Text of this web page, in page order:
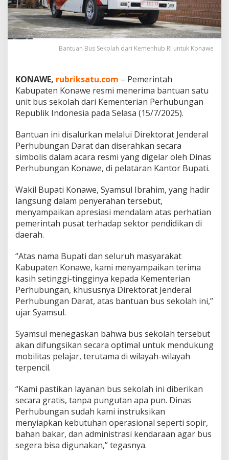
i
P
e
l
s
,
K
o
n
a
e
D
a
p
a
k
a
n
B
a
u
a
n
B
u
s
i
P
u
Bantuan Bus Sekolah dari Kemenhub RI untuk Konawe
KONAWE, rubriksatu.com – Pemerintah
Kabupaten Konawe resmi menerima bantuan satu
unit bus sekolah dari Kementerian Perhubungan
Republik Indonesia pada Selasa (15/7/2025).
Bantuan ini disalurkan melalui Direktorat Jenderal
Perhubungan Darat dan diserahkan secara
simbolis dalam acara resmi yang digelar oleh Dinas
Perhubungan Konawe, di pelataran Kantor Bupati.
Wakil Bupati Konawe, Syamsul Ibrahim, yang hadir
langsung dalam penyerahan tersebut,
menyampaikan apresiasi mendalam atas perhatian
pemerintah pusat terhadap sektor pendidikan di
daerah.
“Atas nama Bupati dan seluruh masyarakat
Kabupaten Konawe, kami menyampaikan terima
kasih setinggi-tingginya kepada Kementerian
Perhubungan, khususnya Direktorat Jenderal
Perhubungan Darat, atas bantuan bus sekolah ini,”
ujar Syamsul.
Syamsul menegaskan bahwa bus sekolah tersebut
akan difungsikan secara optimal untuk mendukung
mobilitas pelajar, terutama di wilayah-wilayah
terpencil.
“Kami pastikan layanan bus sekolah ini diberikan
secara gratis, tanpa pungutan apa pun. Dinas
Perhubungan sudah kami instruksikan
menyiapkan kebutuhan operasional seperti sopir,
bahan bakar, dan administrasi kendaraan agar bus
segera bisa digunakan,” tegasnya.